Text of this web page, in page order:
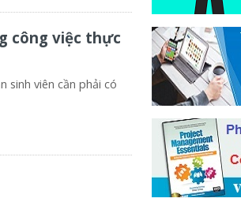
công việc thực
sinh viên cần phải có